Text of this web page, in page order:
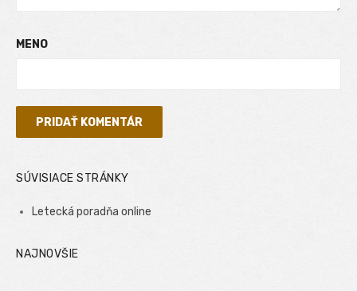
MENO
SÚVISIACE STRÁNKY
Letecká poradňa online
NAJNOVŠIE